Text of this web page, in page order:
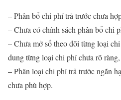
– Phân bổ chi phí trả trước chưa
– Chưa có chính sách phân bổ chi
– Chưa mở sổ theo dõi từng loại
dung từng loại chi phí chưa rõ
– Phân loại chi phí trả trước ngắn
chưa phù hợp.